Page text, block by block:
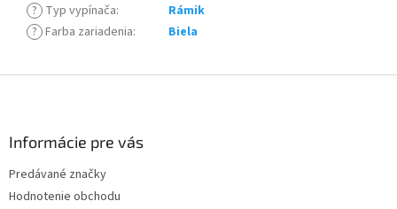
? Typ vypínača:
Rámik
? Farba zariadenia: Biela
Informácie pre vás
Predávané značky
Hodnotenie obchodu